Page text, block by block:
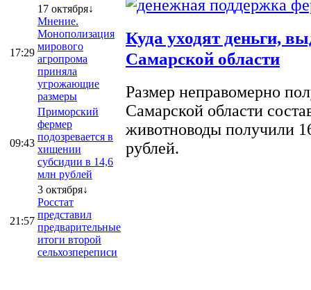
17:29
17 октября↓
Мнение.
Монополизация
мирового
агропрома
приняла
угрожающие
размеры
09:43
Приморский
фермер
подозревается в
хищении
субсидии в 14,6
млн рублей
21:57
3 октября↓
Росстат
представил
предварительные
итоги второй
сельхозпереписи
Куда уходят деньги,
Самарской области
Размер неправомерно
Самарской области
животноводы получили
рублей.